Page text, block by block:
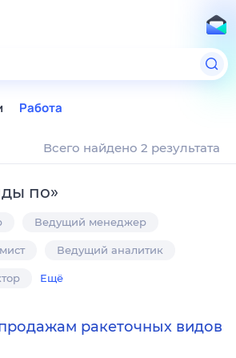
Работа
Всего найдено 2 результата
по»
Ведущий менеджер
Ведущий аналитик
Ещё
ракеточных видов